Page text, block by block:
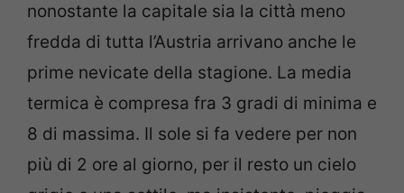
nonostante la capitale sia la città meno
fredda di tutta l’Austria arrivano anche le
prime nevicate della stagione. La media
termica è compresa fra 3 gradi di minima e
8 di massima. Il sole si fa vedere per non
più di 2 ore al giorno, per il resto un cielo